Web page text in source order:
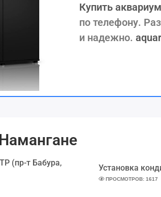
Купить аквариум
по телефону.
и надежно.
(пр-т Бабура,
Установка
ПРОСМОТРОВ: 1617